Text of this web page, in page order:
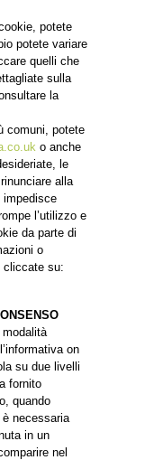
potete
potete variare
quelli che
sulla
la
comuni, potete
o anche
le
alla
impedisce
l’utilizzo e
da parte di
o
cliccate su:
modalità
on
su due livelli
fornito
quando
necessaria
in un
nel